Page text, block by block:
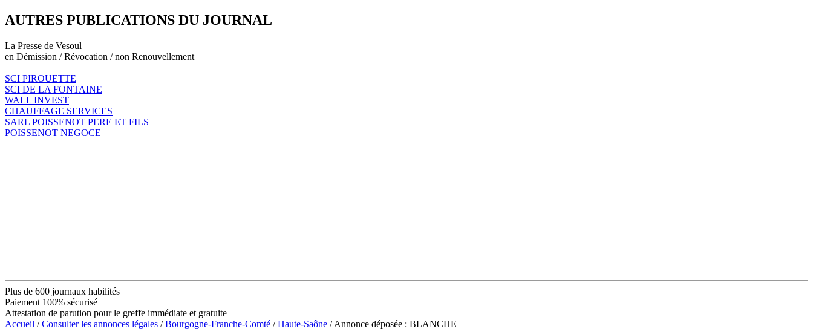
AUTRES PUBLICATIONS DU JOURNAL
La Presse de Vesoul
en Démission / Révocation / non Renouvellement
SCI PIROUETTE
SCI DE LA FONTAINE
WALL INVEST
CHAUFFAGE SERVICES
SARL POISSENOT PERE ET FILS
POISSENOT NEGOCE
Plus de 600 journaux habilités
Paiement 100% sécurisé
Attestation de parution pour le greffe immédiate et gratuite
Accueil /Consulter les annonces légales /Bourgogne-Franche-Comté /Haute-Saône / Annonce déposée : BLANCHE